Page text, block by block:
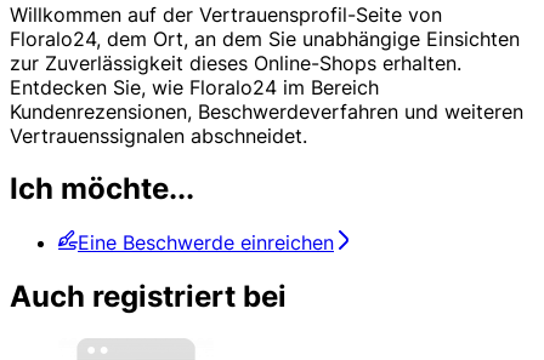
Willkommen auf der Vertrauensprofil-Seite von
Floralo24, dem Ort, an dem Sie unabhängige Einsichten
zur Zuverlässigkeit dieses Online-Shops erhalten.
Entdecken Sie, wie Floralo24 im Bereich
Kundenrezensionen, Beschwerdeverfahren und weiteren
Vertrauenssignalen abschneidet.
Ich möchte...
Eine Beschwerde einreichen
Auch registriert bei